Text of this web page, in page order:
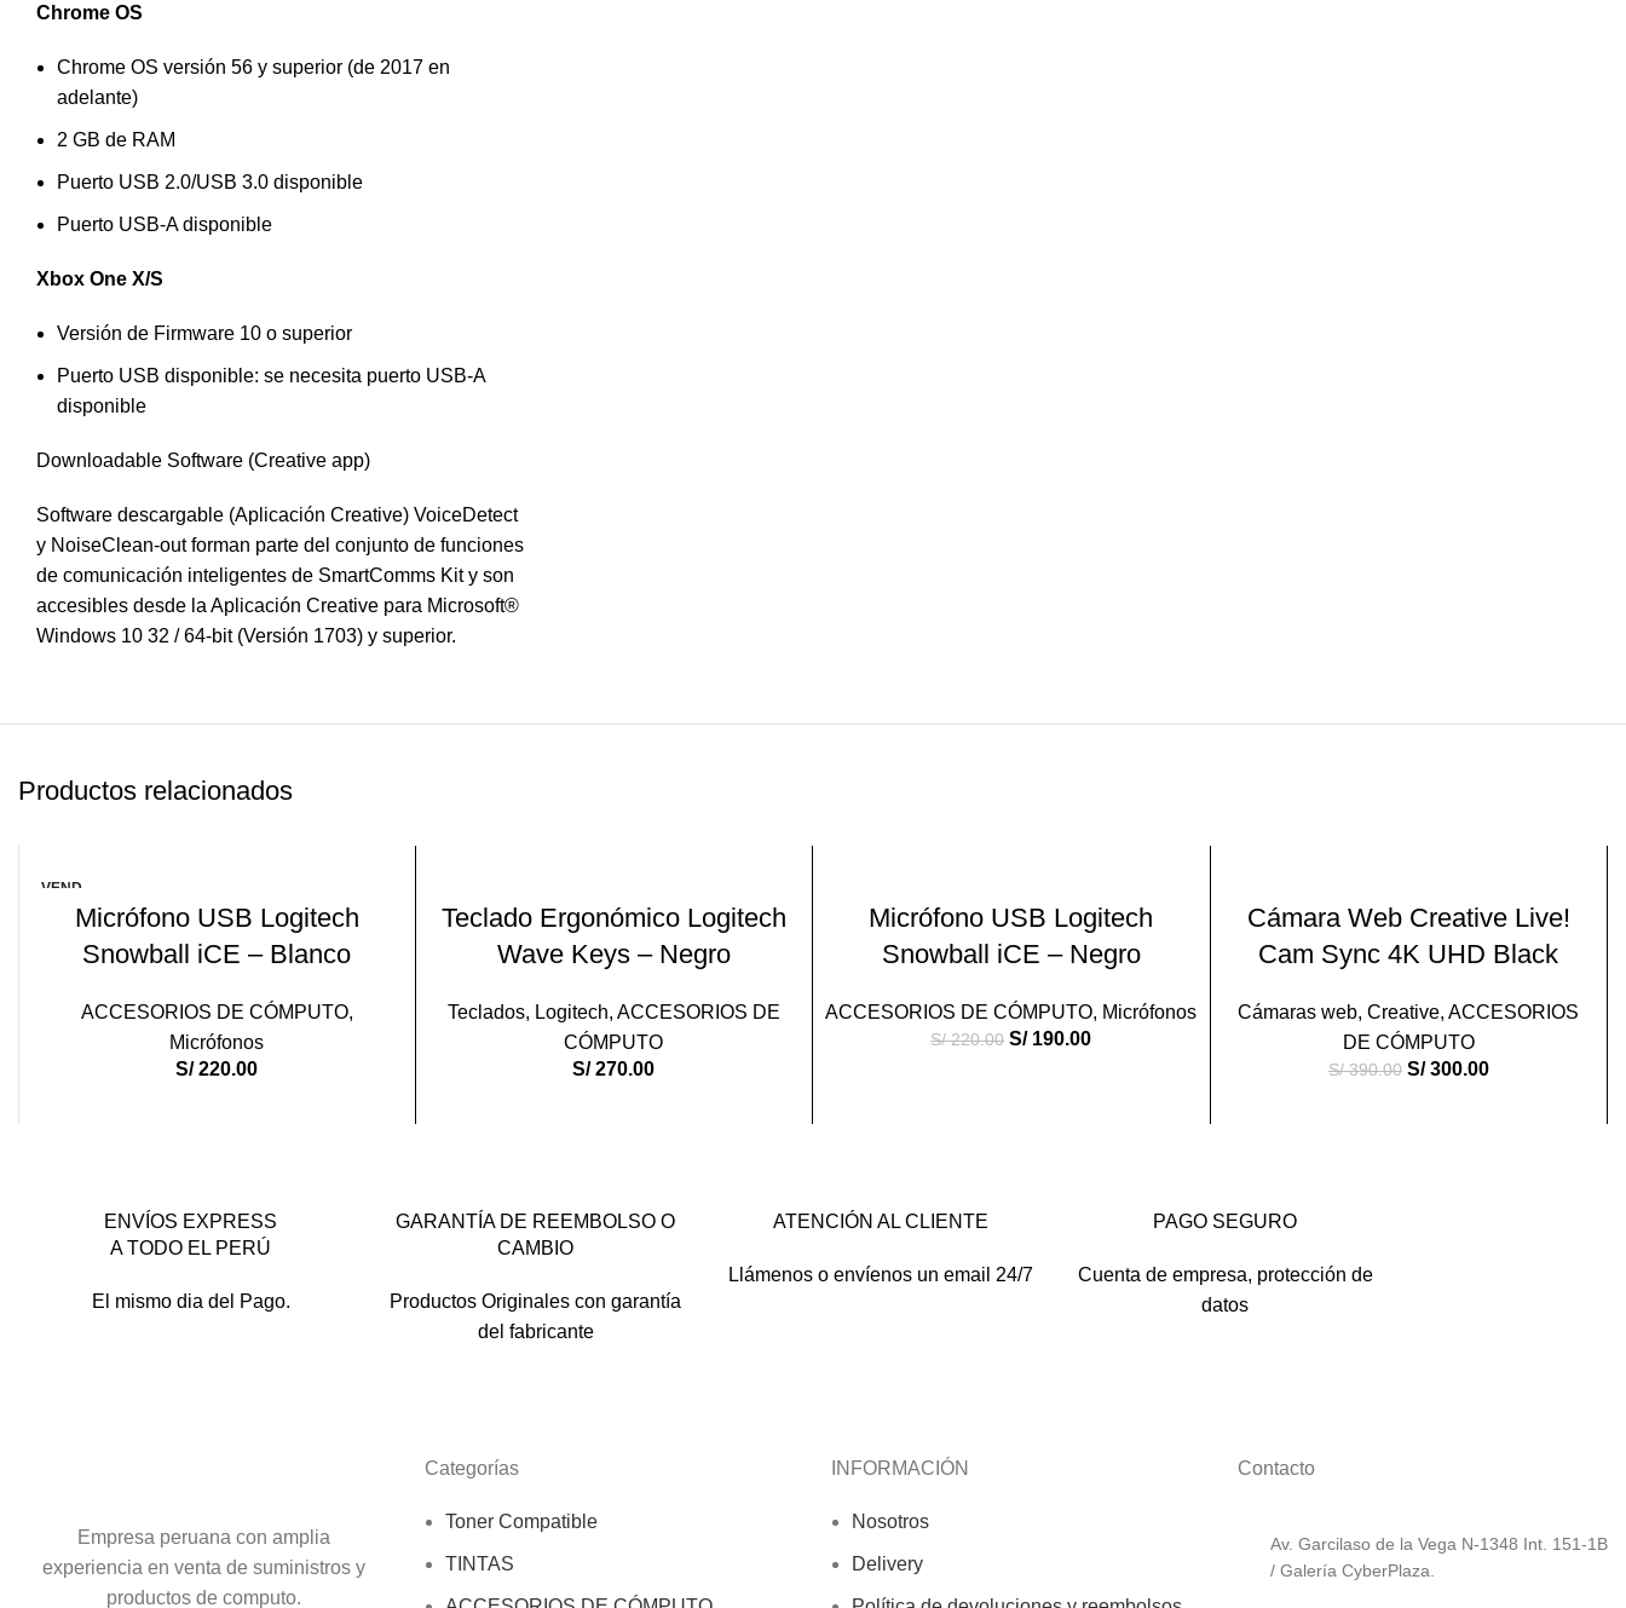
Chrome OS
Chrome OS versión 56 y superior (de 2017 en
adelante)
2 GB de RAM
Puerto USB 2.0/USB 3.0 disponible
Puerto USB-A disponible
Xbox One X/S
Versión de Firmware 10 o superior
Puerto USB disponible: se necesita puerto USB-A
disponible
Downloadable Software (Creative app)
Software descargable (Aplicación Creative) VoiceDetect
y NoiseClean-out forman parte del conjunto de funciones
de comunicación inteligentes de SmartComms Kit y son
accesibles desde la Aplicación Creative para Microsoft®
Windows 10 32 / 64-bit (Versión 1703) y superior.
Productos relacionados
VEND
Micrófono USB Logitech
Snowball iCE – Blanco
ACCESORIOS DE CÓMPUTO,
Micrófonos
S/220.00
Teclado Ergonómico Logitech
Wave Keys – Negro
Teclados, Logitech, ACCESORIOS DE
CÓMPUTO
S/270.00
Micrófono USB Logitech
Snowball iCE – Negro
ACCESORIOS DE CÓMPUTO, Micrófonos
S/220.00 S/190.00
VEND
Cámara Web Creative Live!
Cam Sync 4K UHD Black
Cámaras web,Creative,ACCESORIOS
DE CÓMPUTO
S/390.00 S/300.00
ENVÍOS EXPRESS
A TODO EL PERÚ
El mismo dia del Pago.
GARANTÍA DE REEMBOLSO O
CAMBIO
Productos Originales con garantía
del fabricante
ATENCIÓN AL CLIENTE
Llámenos o envíenos un email 24/7
PAGO SEGURO
Cuenta de empresa, protección de
datos
Empresa peruana con amplia
experiencia en venta de suministros y
productos de computo.
Categorías
Toner Compatible
TINTAS
INFORMACIÓN
Nosotros
Delivery
Contacto
Av. Garcilaso de la Vega N-1348 Int. 151-1B
/ Galería CyberPlaza.